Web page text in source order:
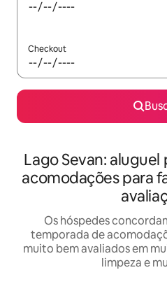
Checkout
Lago Sevan:
acomodações para
Os hóspedes
temporada de
muito bem avaliados em
limpeza e